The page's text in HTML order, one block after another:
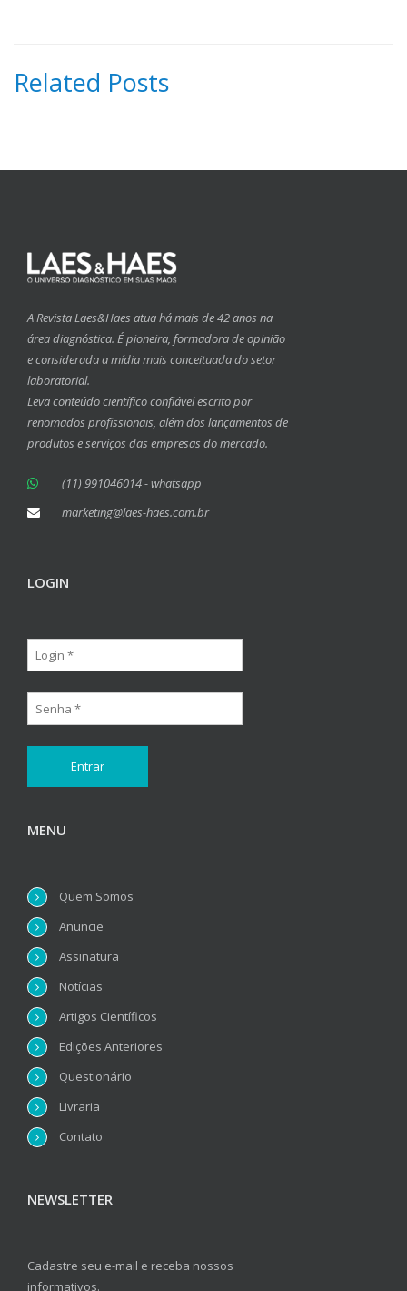
Related Posts
A Revista Laes&Haes atua há mais de 42 anos na
área diagnóstica. É pioneira, formadora de opinião
e considerada a mídia mais conceituada do setor
laboratorial.
Leva conteúdo científico confiável escrito por
renomados profissionais, além dos lançamentos de
produtos e serviços das empresas do mercado.
(11) 991046014 - whatsapp
marketing@laes-haes.com.br
LOGIN
MENU
Quem Somos
Anuncie
Assinatura
Notícias
Artigos Científicos
Edições Anteriores
Questionário
Livraria
Contato
NEWSLETTER
Cadastre seu e-mail e receba nossos
informativos.